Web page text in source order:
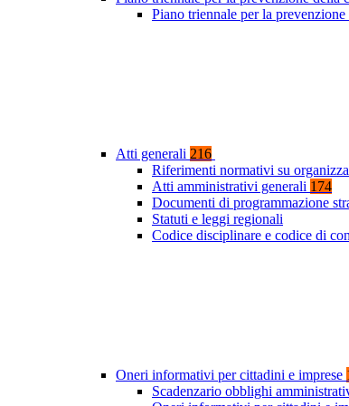
Piano triennale per la
Atti generali 216
Riferimenti normativi su
Atti amministrativi generali 174
Documenti di programmazione
Statuti e leggi regionali
Codice disciplinare e codice di
Oneri informativi per cittadini e imprese
Scadenzario obblighi